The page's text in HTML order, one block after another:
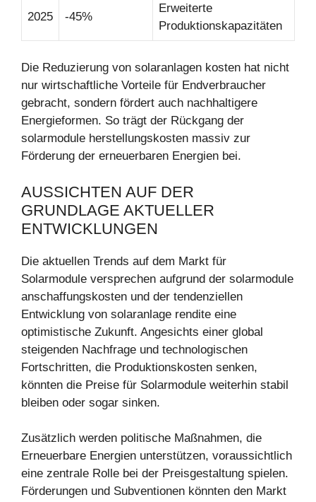
2025 -45%
Erweiterte
Produktionskapazitäten
Die Reduzierung von solaranlagen kosten hat nicht
nur wirtschaftliche Vorteile für Endverbraucher
gebracht, sondern fördert auch nachhaltigere
Energieformen. So trägt der Rückgang der
solarmodule herstellungskosten massiv zur
Förderung der erneuerbaren Energien bei.
AUSSICHTEN AUF DER
GRUNDLAGE AKTUELLER
ENTWICKLUNGEN
Die aktuellen Trends auf dem Markt für
Solarmodule versprechen aufgrund der solarmodule
anschaffungskosten und der tendenziellen
Entwicklung von solaranlage rendite eine
optimistische Zukunft. Angesichts einer global
steigenden Nachfrage und technologischen
Fortschritten, die Produktionskosten senken,
könnten die Preise für Solarmodule weiterhin stabil
bleiben oder sogar sinken.
Zusätzlich werden politische Maßnahmen, die
Erneuerbare Energien unterstützen, voraussichtlich
eine zentrale Rolle bei der Preisgestaltung spielen.
Förderungen und Subventionen könnten den Markt